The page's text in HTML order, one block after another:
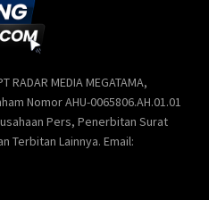
RADAR MEDIA MEGATAMA,
Nomor AHU-0065806.AH.01.01
Pers, Penerbitan Surat
Terbitan Lainnya. Email: